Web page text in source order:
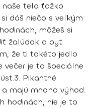
naše telo ťažko
dáš niečo s veľkým
môžeš si
žalúdok a byť
že ti takéto jedlo
večer je to špeciálne
3. Pikantné
majú mnoho výhod.
hodinách, nie je to